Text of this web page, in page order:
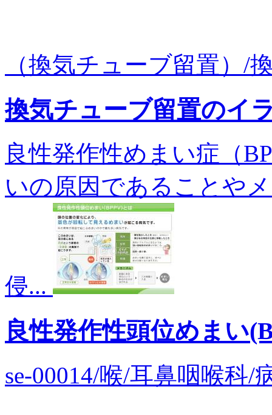
（換気チューブ留置）/
換気チューブ留置のイ
良性発作性めまい症（
いの原因であることや
侵...
良性発作性頭位めまい
se-00014/喉/耳鼻咽喉科